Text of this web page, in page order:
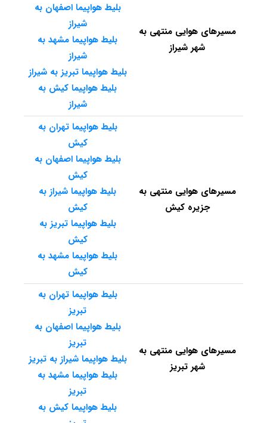
مسیرهای هوایی منتهی به
شهر شیراز
بلیط هواپیما اصفهان به
شیراز
بلیط هواپیما مشهد به
شیراز
بلیط هواپیما تبریز به شیراز
بلیط هواپیما کیش به
شیراز
مسیرهای هوایی منتهی به
جزیره کیش
بلیط هواپیما تهران به
کیش
بلیط هواپیما اصفهان به
کیش
بلیط هواپیما شیراز به
کیش
بلیط هواپیما تبریز به
کیش
بلیط هواپیما مشهد به
کیش
مسیرهای هوایی منتهی به
شهر تبریز
بلیط هواپیما تهران به
تبریز
بلیط هواپیما اصفهان به
تبریز
بلیط هواپیما شیراز به تبریز
بلیط هواپیما مشهد به
تبریز
بلیط هواپیما کیش به